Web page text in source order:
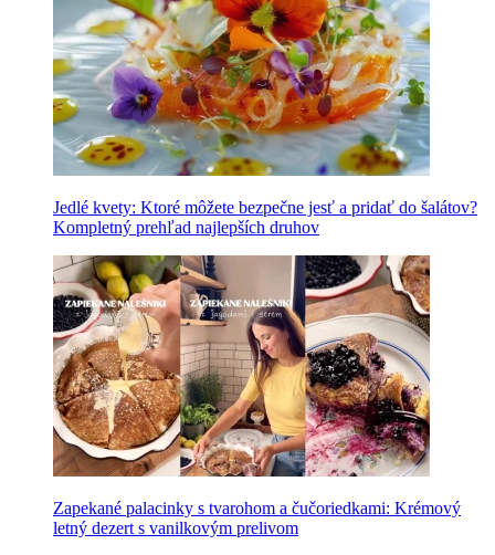
Jedlé kvety: Ktoré môžete bezpečne jesť a pridať do šalátov?
Kompletný prehľad najlepších druhov
Zapekané palacinky s tvarohom a čučoriedkami: Krémový
letný dezert s vanilkovým prelivom